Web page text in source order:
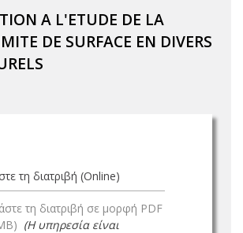
A L'ETUDE DE LA
DE SURFACE EN DIVERS
τη διατριβή (Online)
τη διατριβή σε μορφή PDF
(Η υπηρεσία είναι